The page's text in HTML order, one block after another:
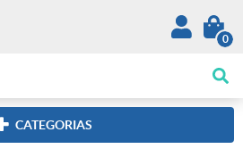
0
CATEGORIAS